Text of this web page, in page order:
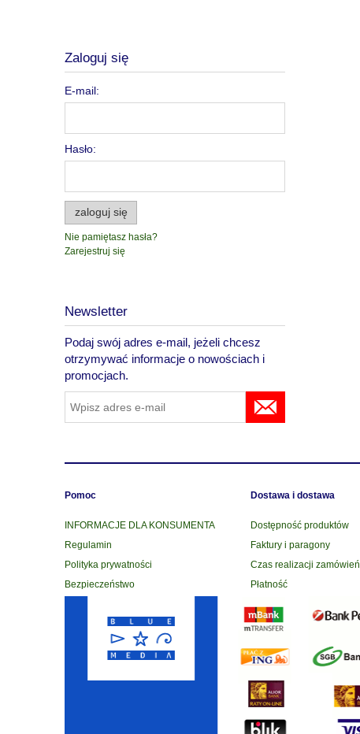
Zaloguj się
E-mail:
Hasło:
zaloguj się
Nie pamiętasz hasła?
Zarejestruj się
Newsletter
Podaj swój adres e-mail, jeżeli chcesz
otrzymywać informacje o nowościach i
promocjach.
Pomoc
INFORMACJE DLA KONSUMENTA
Regulamin
Polityka prywatności
Bezpieczeństwo
Dostawa i dostawa
Dostępność produktów
Faktury i paragony
Czas realizacji zamówień
Płatność